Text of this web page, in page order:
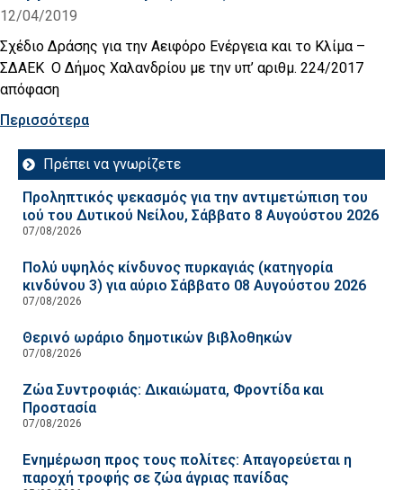
12/04/2019
Σχέδιο Δράσης για την Αειφόρο Ενέργεια και το Κλίμα –
ΣΔΑΕΚ Ο Δήμος Χαλανδρίου με την υπ’ αριθμ. 224/2017
απόφαση
Περισσότερα
Πρέπει να γνωρίζετε
Προληπτικός ψεκασμός για την αντιμετώπιση του
ιού του Δυτικού Νείλου, Σάββατο 8 Αυγούστου 2026
07/08/2026
Πολύ υψηλός κίνδυνος πυρκαγιάς (κατηγορία
κινδύνου 3) για αύριο Σάββατο 08 Αυγούστου 2026
07/08/2026
Θερινό ωράριο δημοτικών βιβλοθηκών
07/08/2026
Ζώα Συντροφιάς: Δικαιώματα, Φροντίδα και
Προστασία
07/08/2026
Ενημέρωση προς τους πολίτες: Απαγορεύεται η
παροχή τροφής σε ζώα άγριας πανίδας